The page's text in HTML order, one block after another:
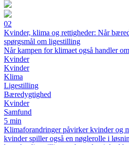
02
Kvinder, klima og rettigheder: Når
spørgsmål om ligestilling
Når kampen for klimaet også handler
Kvinder
Kvinder
Klima
Ligestilling
Bæredygtighed
Kvinder
Samfund
5 min
Klimaforandringer påvirker kvinder og
kvinder spiller også en nøglerolle i